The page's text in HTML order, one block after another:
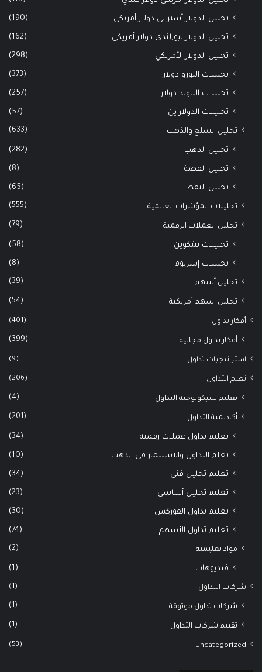
تحليل الدولار أسترالي دولار أمريكي (190)
تحليل الدولار نيوزلندي دولار أمريكي (162)
تحليل الدولار الأمريكي (298)
تحليلات اليورو دولار (373)
تحليلات الباوند دولار (257)
تحليلات الدولار ين (57)
تحليل السلع والذهب (633)
تحليل الذهب (282)
تحليل الفضة (8)
تحليل النفط (65)
تحليلات المؤشرات العالمية (555)
تحليل العملات الرقمية (79)
تحليلات بيتكوين (58)
تحليلات إيثيريوم (8)
تحليل أسهم (39)
تحليل اسهم أمريكية (54)
أفكار تداول (401)
أفكار تداول مجانية (399)
استراتيجيات تداول (9)
تعلم التداول (206)
تعليم سيكولوجية التداول (4)
أكاديمية التداول (201)
تعليم تداول عملات رقمية (34)
تعلم التداول والاستثمار في الذهب (10)
تعليم تحليل فني (34)
تعليم تحليل أساسي (23)
تعليم تداول الفوركس (30)
تعليم تداول الأسهم (74)
مواد تعليمية (2)
فيديوهات (1)
شركات التداول (1)
شركات تداول موثوقة (1)
تقييم شركات التداول (1)
Uncategorized
(53)